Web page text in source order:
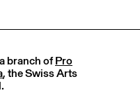
branch ofPro
, the Swiss Arts